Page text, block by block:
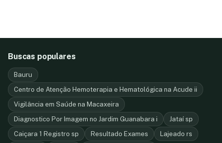
Buscas populares
Bauru
Centro de Atenção Hemoterapia e Hematológica na Acude ii
Vigilância em Saúde na Macaxeira
Diagnostico Por Imagem no Jardim Guanabara i
Jataí sp
Caiçara 1 Registro sp
Resultado Exames Lajeado rs